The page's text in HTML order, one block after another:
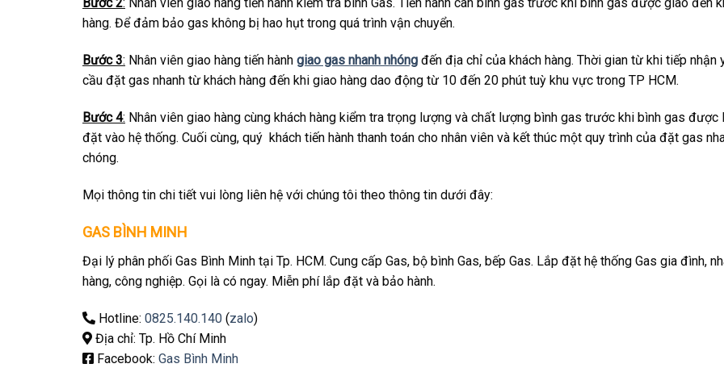
hàng. Để đảm bảo gas không bị hao hụt trong quá trình vận chuyển.
Bước 3: Nhân viên giao hàng tiến hành giao gas nhanh nhóng đến địa chỉ của khách hàng. Thời gian từ khi tiếp nhận
cầu đặt gas nhanh từ khách hàng đến khi giao hàng dao động từ 10 đến 20 phút tuỳ khu vực trong TP HCM.
Bước 4: Nhân viên giao hàng cùng khách hàng kiểm tra trọng lượng và chất lượng bình gas trước khi bình gas được
đặt vào hệ thống. Cuối cùng, quý khách tiến hành thanh toán cho nhân viên và kết thúc một quy trình của đặt gas
chóng.
Mọi thông tin chi tiết vui lòng liên hệ với chúng tôi theo thông tin dưới đây:
GAS BÌNH MINH
Đại lý phân phối Gas Bình Minh tại Tp. HCM. Cung cấp Gas, bộ bình Gas, bếp Gas. Lắp đặt hệ thống Gas gia đình,
hàng, công nghiệp. Gọi là có ngay. Miễn phí lắp đặt và bảo hành.
Hotline: 0825.140.140 (zalo)
Địa chỉ: Tp. Hồ Chí Minh
Facebook: Gas Bình Minh